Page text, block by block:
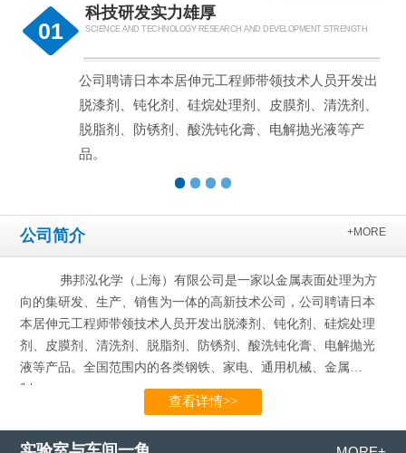
01
科技研发实力雄厚
SCIENCE AND TECHNOLOGY RESEARCH AND DEVELOPMENT STRENGTH
公司聘请日本本居伸元工程师带领技术人员开发出
脱漆剂、钝化剂、硅烷处理剂、皮膜剂、清洗剂、
脱脂剂、防锈剂、酸洗钝化膏、电解抛光液等产
品。
公司简介 +MORE
弗邦泓化学（上海）有限公司是一家以金属表面处理为方
向的集研发、生产、销售为一体的高新技术公司，公司聘请日本
本居伸元工程师带领技术人员开发出脱漆剂、钝化剂、硅烷处理
剂、皮膜剂、清洗剂、脱脂剂、防锈剂、酸洗钝化膏、电解抛光
液等产品。全国范围内的各类钢铁、家电、通用机械、金属
制…...
查看详情>>